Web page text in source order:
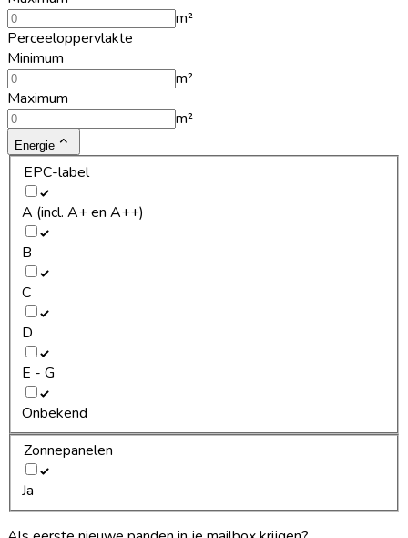
m²
Perceeloppervlakte
Minimum
m²
Maximum
m²
Energie
EPC-label
A (incl. A+ en A++)
B
C
D
E - G
Onbekend
Zonnepanelen
Ja